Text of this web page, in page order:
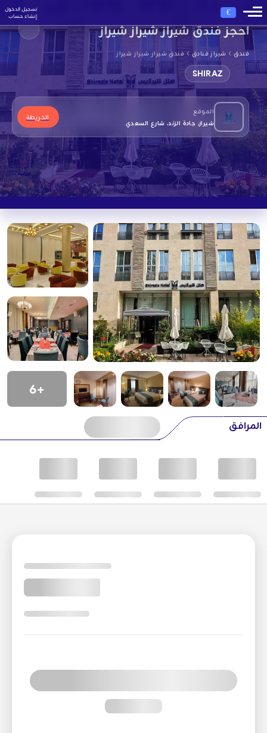
€
تسجيل الدخول
إنشاء حساب
احجز فندق شيراز شيراز شيراز
فندق › شيراز فنادق › فندق شيراز شيراز شيراز
SHIRAZ
الموقع
شيراز، جادة الزند، شارع السعدي
الخريطة
+6
المرافق